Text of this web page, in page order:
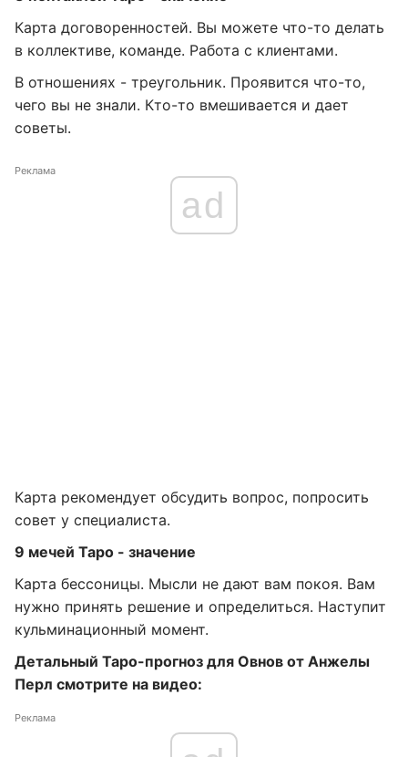
Карта договоренностей. Вы можете что-то делать
в коллективе, команде. Работа с клиентами.
В отношениях - треугольник. Проявится что-то,
чего вы не знали. Кто-то вмешивается и дает
советы.
Реклама
ad
Карта рекомендует обсудить вопрос, попросить
совет у специалиста.
9 мечей Таро - значение
Карта бессоницы. Мысли не дают вам покоя. Вам
нужно принять решение и определиться. Наступит
кульминационный момент.
Детальный Таро-прогноз для Овнов от Анжелы
Перл смотрите на видео:
Реклама